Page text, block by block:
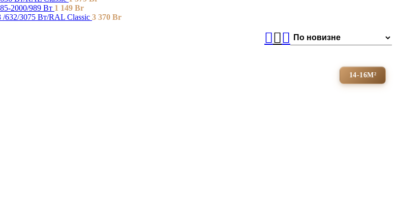
2000/989 Вт 1 149 Br
632/3075 Вт/RAL Classic 3 370 Br
14-16М²